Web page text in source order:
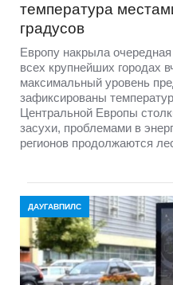
температура
градусов
Европу накрыла
всех крупнейших городах
максимальный уровень
зафиксированы
Центральной Европы
засухи, проблемами в
регионов продолжаются
ДАУГАВПИЛС